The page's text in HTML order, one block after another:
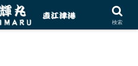
検索